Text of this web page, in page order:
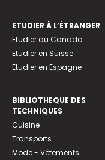
ETUDIER À L’ÉTRANGER
Etudier au Canada
Etudier en Suisse
Etudier en Espagne
BIBLIOTHEQUE DES
TECHNIQUES
Cuisine
Transports
Mode - Vêtements